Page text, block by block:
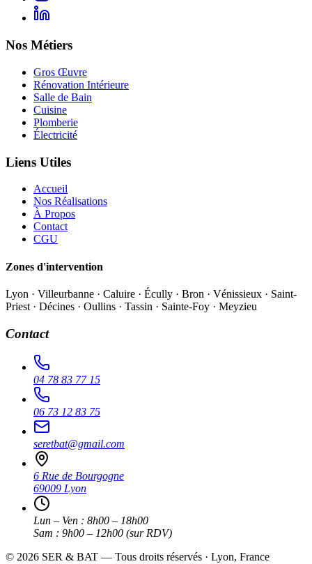
Nos Métiers
Gros Œuvre
Rénovation Intérieure
Salle de Bain
Cuisine
Plomberie
Électricité
Liens Utiles
Accueil
Nos Réalisations
À Propos
Contact
CGU
Zones d'intervention
Lyon · Villeurbanne · Caluire · Écully · Bron · Vénissieux · Saint-
Priest · Décines · Oullins · Tassin · Sainte-Foy · Meyzieu
Contact
04 78 83 77 15
06 73 12 83 75
seretbat@gmail.com
6 Rue de Bourgogne
69009 Lyon
Lun – Ven : 8h00 – 18h00
Sam : 9h00 – 12h00 (sur RDV)
© 2026 SER & BAT — Tous droits réservés · Lyon, France